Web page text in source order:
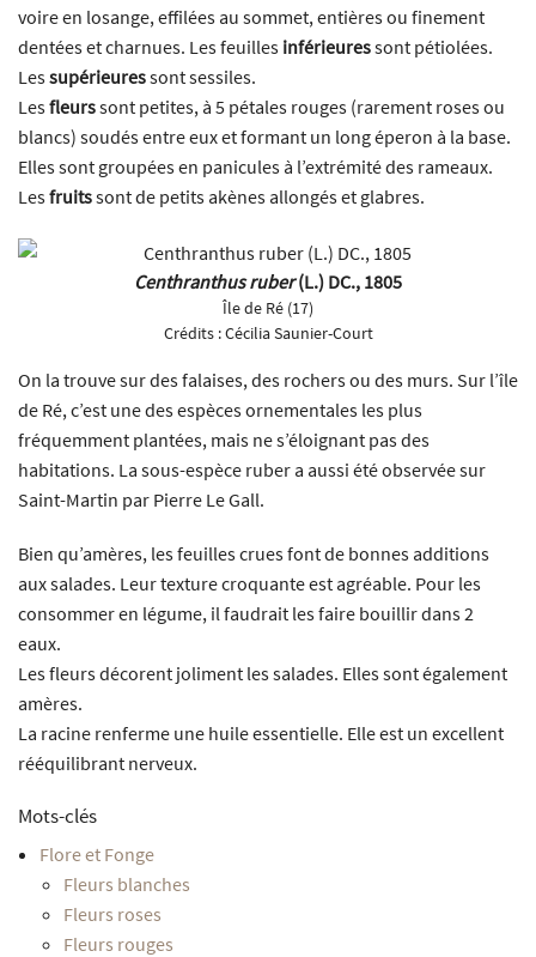
voire en losange, effilées au sommet, entières ou finement
dentées et charnues. Les feuilles inférieuressont pétiolées.
Lessupérieuressont sessiles.
Lesfleurssont petites, à 5 pétales rouges (rarement roses ou
blancs) soudés entre eux et formant un long éperon à la base.
Elles sont groupées en panicules à l’extrémité des rameaux.
Lesfruitssont de petits akènes allongés et glabres.
Centhranthus ruber(L.) DC., 1805
Île de Ré (17)
Crédits :Cécilia Saunier-Court
On la trouve sur des falaises, des rochers ou des murs. Sur l’île
de Ré, c’est une des espèces ornementales les plus
fréquemment plantées, mais ne s’éloignant pas des
habitations. La sous-espèce ruber a aussi été observée sur
Saint-Martin par Pierre Le Gall.
Bien qu’amères, les feuilles crues font de bonnes additions
aux salades. Leur texture croquante est agréable. Pour les
consommer en légume, il faudrait les faire bouillir dans 2
eaux.
Les fleurs décorent joliment les salades. Elles sont également
amères.
La racine renferme une huile essentielle. Elle est un excellent
rééquilibrant nerveux.
Mots-clés
Flore et Fonge
Fleurs blanches
Fleurs roses
Fleurs rouges